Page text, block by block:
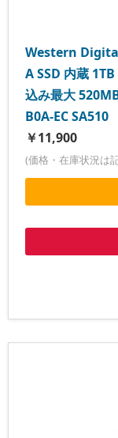
Western
A SSD 内蔵
込み最大
B0A-EC SA510
￥11,900
(価格・在庫状況は